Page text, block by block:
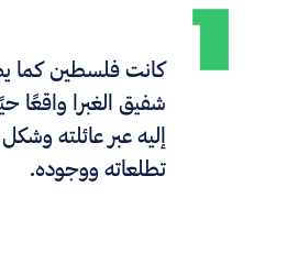
كانت فلسطين كما
شفيق الغبرا واقعًا
إليه عبر عائلته وشكل
تطلعاته ووجوده.